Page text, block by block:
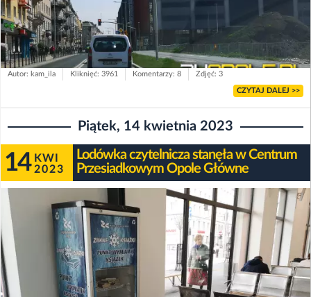
Autor: kam_ila Kliknięć: 3961 Komentarzy: 8 Zdjęć: 3
CZYTAJ DALEJ >>
Piątek, 14 kwietnia 2023
14 KWI
2023
Lodówka czytelnicza stanęła w Centrum
Przesiadkowym Opole Główne